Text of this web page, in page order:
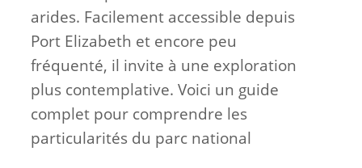
arides. Facilement accessible depuis
Port Elizabeth et encore peu
fréquenté, il invite à une exploration
plus contemplative. Voici un guide
complet pour comprendre les
particularités du parc national